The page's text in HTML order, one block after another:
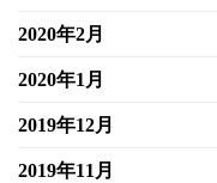
2020年2月
2020年1月
2019年12月
2019年11月